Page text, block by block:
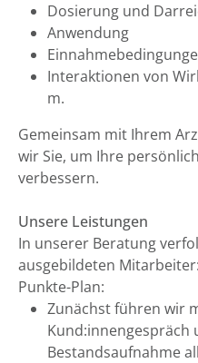
Dosierung und
Anwendung
Interaktionen von
m.
Gemeinsam mit Ihrem
wir Sie, um Ihre
verbessern.
Unsere Leistungen
In unserer Beratung
ausgebildeten
Punkte-Plan:
Zunächst führen wir
Kund:innengespräch
Bestandsaufnahme